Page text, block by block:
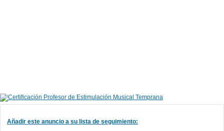
Añadir este anuncio a su lista de seguimiento: